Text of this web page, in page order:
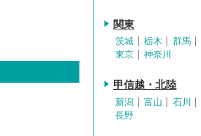
関東
茨城 栃木 群馬
東京
神奈川
甲信越・北陸
新潟 富山 石川
長野